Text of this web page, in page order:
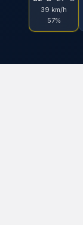
39 km/h
57%